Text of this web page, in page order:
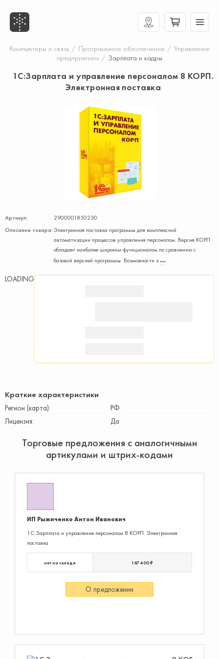
Компьютеры и связь / Программное обеспечение / Управление
предприятием / Зарплата и кадры
1С:Зарплата и управление персоналом 8 КОРП.
Электронная поставка
Артикул:
2900001850230
Описание товара:Электронная поставка программы для комплексной
автоматизации процессов управления персоналом. Версия КОРП
обладает наиболее широким функционалом по сравнению с
базовой версией программы. Возможности э
LOADING
Краткие характеристики
Регион (карта)
РФ
Лицензия
Да
Торговые предложения с аналогичными
артикулами и штрих-кодами
ИП Рыжиченко Антон Иванович
1С:Зарплата и управление персоналом 8 КОРП. Электронная
поставка
нет на складе 167 400 ₽
О предложении